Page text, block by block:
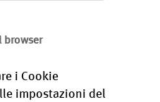
browser
i Cookie
impostazioni del